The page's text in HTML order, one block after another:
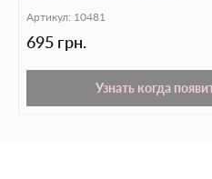
Артикул: 10481
695 грн.
Узнать когда